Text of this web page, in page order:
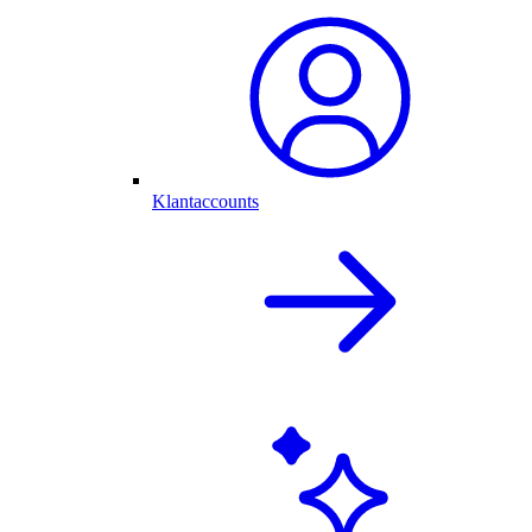
Klantaccounts